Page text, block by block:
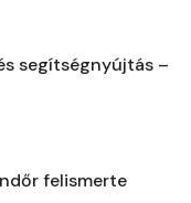
segítségnyújtás –
felismerte